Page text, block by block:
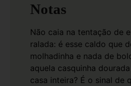
Notas
Não caia na tentação de
ralada: é esse caldo que
molhadinha e nada de
aquela casquinha
casa inteira? É o sinal de